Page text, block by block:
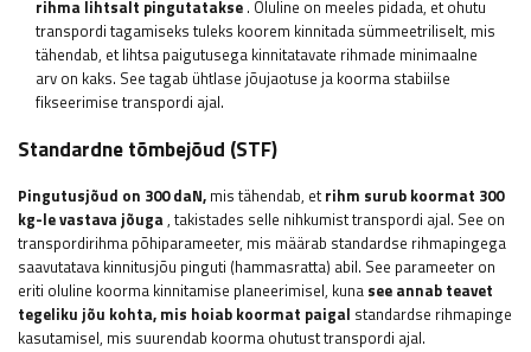
rihma lihtsalt pingutatakse . Oluline on meeles pidada, et ohutu
transpordi tagamiseks tuleks koorem kinnitada sümmeetriliselt, mis
tähendab, et lihtsa paigutusega kinnitatavate rihmade minimaalne
arv on kaks. See tagab ühtlase jõujaotuse ja koorma stabiilse
fikseerimise transpordi ajal.
Standardne tõmbejõud (STF)
Pingutusjõud on 300 daN, mis tähendab, etrihm surub koormat 300
kg-le vastava jõuga, takistades selle nihkumist transpordi ajal. See on
transpordirihma põhiparameeter, mis määrab standardse rihmapingega
saavutatava kinnitusjõu pinguti (hammasratta) abil. See parameeter on
eriti oluline koorma kinnitamise planeerimisel, kuna see annab teavet
tegeliku jõu kohta, mis hoiab koormat paigal standardse rihmapinge
kasutamisel, mis suurendab koorma ohutust transpordi ajal.